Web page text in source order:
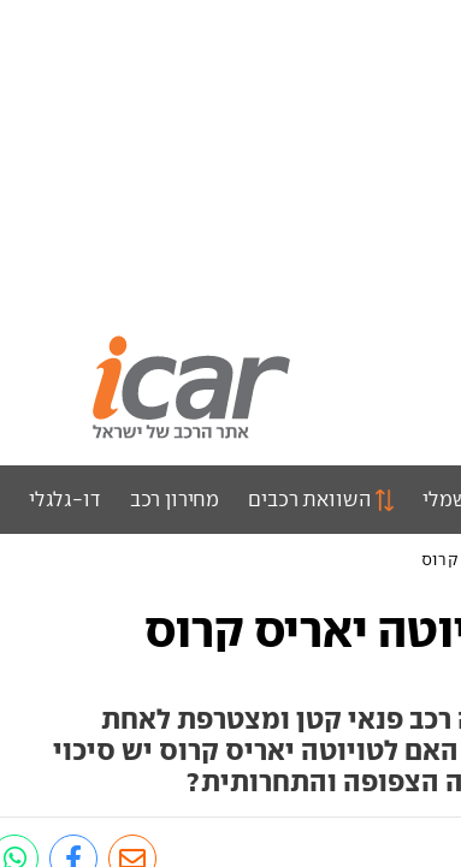
השוואת רכבים מחירון רכב דו-גלגלי
קרוס
יאריס קרוס
רכב פנאי קטן ומצטרפת לאחת
לטויוטה יאריס קרוס יש סיכוי
הצפופה והתחרותית?